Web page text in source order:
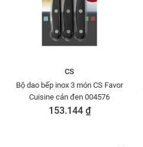
CS
Bộ dao bếp inox 3 món CS Favor
Cuisine cán đen 004576
153.144 ₫